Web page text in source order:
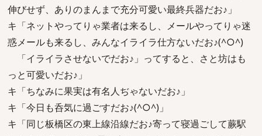
伸びせず、ありのまんまで充分可愛い最終兵器だお♪」
キ「ネットやってりゃ業者は来るし、メールやってりゃ迷
惑メールも来るし、みんなイライラ仕方ないだお♪(^○^)
「イライラさせないでだお♪」ってすると、さと坊はも
っと可愛いだお♪」
キ「ちなみに果実は有名人ぢゃないだお♪」
キ「今日も呑気に過ごすだお♪(^○^)」
キ「同じ板橋区の東上線沿線だお♪寄って寝過ごして蕨駅